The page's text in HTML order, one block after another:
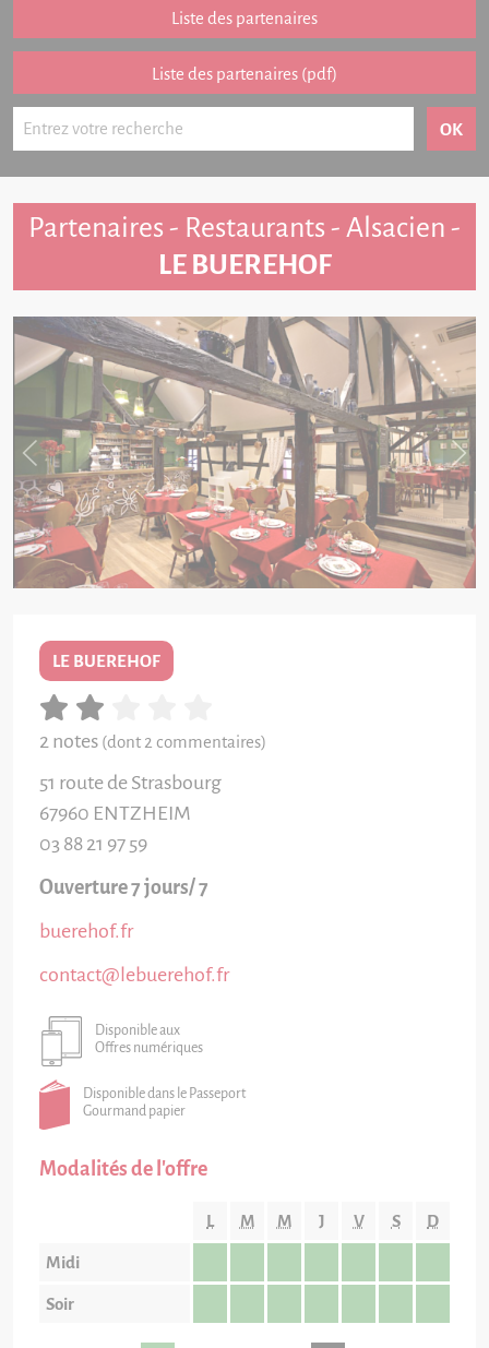
FAQ
Livre d'or
Liste des partenaires
Liste des partenaires (pdf)
Partenaires - Restaurants - Alsacien -
LE BUEREHOF
LE BUEREHOF
2 notes (dont 2 commentaires)
51 route de Strasbourg
67960 ENTZHEIM
03 88 21 97 59
Ouverture 7 jours/ 7
buerehof.fr
contact@lebuerehof.fr
Disponible aux
Offres numériques
Disponible dans le Passeport
Gourmand papier
Modalités de l'offre
L M M J V S D
Midi
Soir